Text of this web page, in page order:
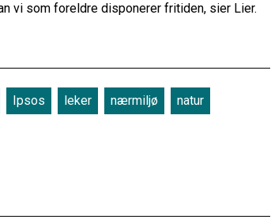
vi som foreldre disponerer fritiden, sier Lier.
Ipsos leker nærmiljø natur